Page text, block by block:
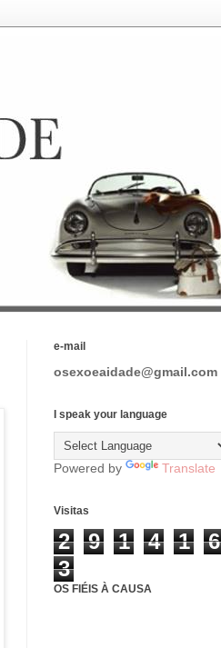
e-mail
osexoeaidade@gmail.com
I speak your language
Powered by Translate
Visitas
2 9 1 4 1
6
3
OS FIÉIS À CAUSA